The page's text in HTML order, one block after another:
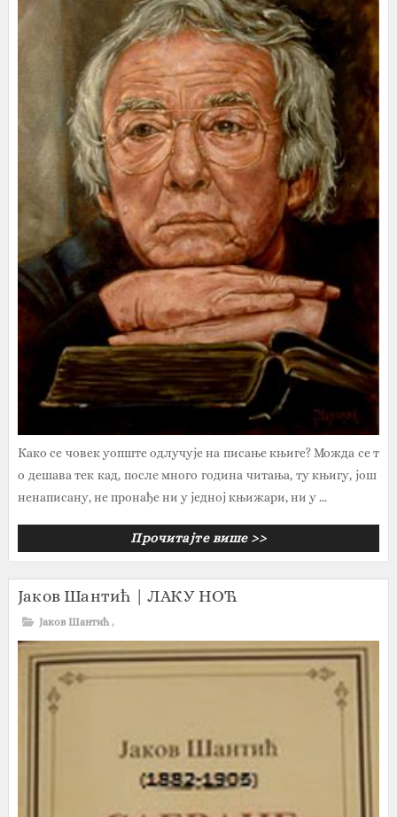
Како се човек уопште одлучује на писање књиге? Можда се т
о дешава тек кад, после много година читања, ту књигу, још
ненаписану, не пронађе ни у једној књижари, ни у ...
Прочитајте више >>
Јаков Шантић | ЛАКУ НОЋ
Јаков Шантић ,